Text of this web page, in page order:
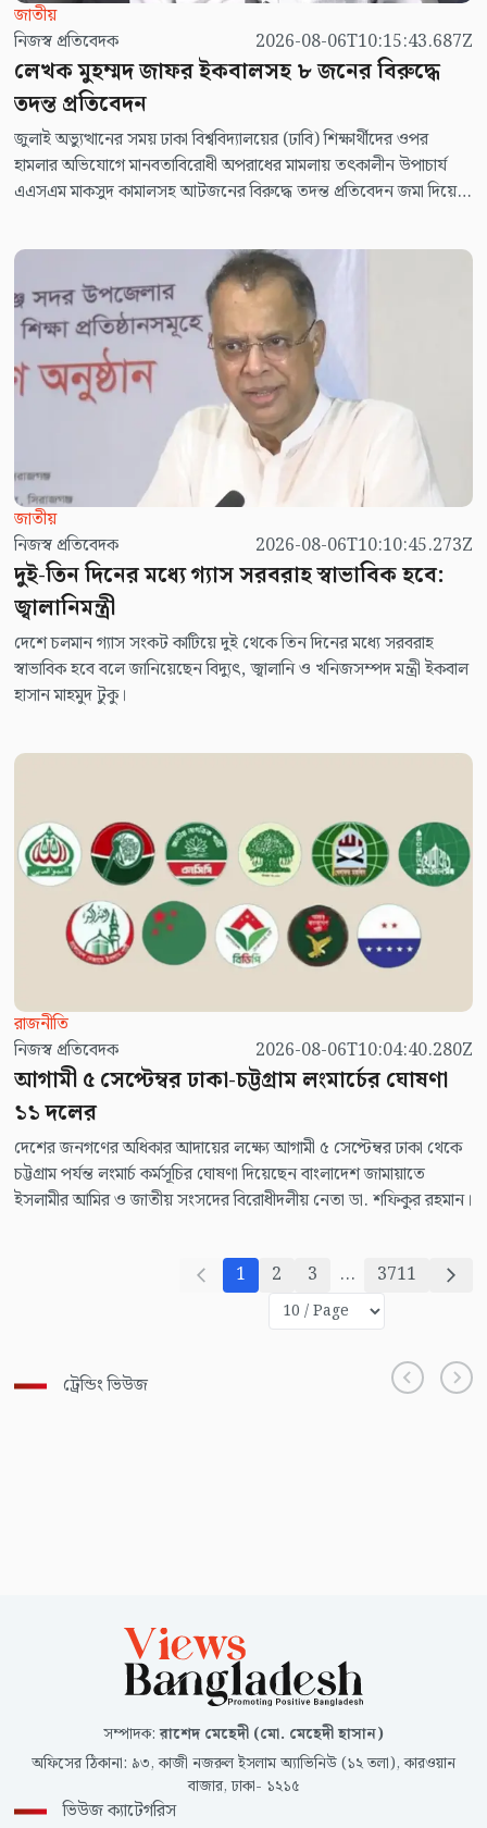
জাতীয়
নিজস্ব প্রতিবেদক
2026-08-06T10:15:43.687Z
লেখক মুহম্মদ জাফর ইকবালসহ ৮ জনের বিরুদ্ধে
তদন্ত প্রতিবেদন
জুলাই অভ্যুত্থানের সময় ঢাকা বিশ্ববিদ্যালয়ের (ঢাবি) শিক্ষার্থীদের ওপর
হামলার অভিযোগে মানবতাবিরোধী অপরাধের মামলায় তৎকালীন উপাচার্য
এএসএম মাকসুদ কামালসহ আটজনের বিরুদ্ধে তদন্ত প্রতিবেদন জমা দিয়েছে
জাতীয়
নিজস্ব প্রতিবেদক
2026-08-06T10:10:45.273Z
দুই-তিন দিনের মধ্যে গ্যাস সরবরাহ স্বাভাবিক হবে:
জ্বালানিমন্ত্রী
দেশে চলমান গ্যাস সংকট কাটিয়ে দুই থেকে তিন দিনের মধ্যে সরবরাহ
স্বাভাবিক হবে বলে জানিয়েছেন বিদ্যুৎ, জ্বালানি ও খনিজসম্পদ মন্ত্রী ইকবাল
হাসান মাহমুদ টুকু।
রাজনীতি
নিজস্ব প্রতিবেদক
2026-08-06T10:04:40.280Z
আগামী ৫ সেপ্টেম্বর ঢাকা-চট্টগ্রাম লংমার্চের ঘোষণা
১১ দলের
দেশের জনগণের অধিকার আদায়ের লক্ষ্যে আগামী ৫ সেপ্টেম্বর ঢাকা থেকে
চট্টগ্রাম পর্যন্ত লংমার্চ কর্মসূচির ঘোষণা দিয়েছেন বাংলাদেশ জামায়াতে
ইসলামীর আমির ও জাতীয় সংসদের বিরোধীদলীয় নেতা ডা. শফিকুর রহমান।
1 2 3 ... 3711
ট্রেন্ডিং ভিউজ
সম্পাদক:রাশেদ মেহেদী (মো. মেহেদী হাসান)
অফিসের ঠিকানা: ৯৩, কাজী নজরুল ইসলাম অ্যাভিনিউ (১২ তলা), কারওয়ান
বাজার, ঢাকা- ১২১৫
ভিউজ ক্যাটেগরিস